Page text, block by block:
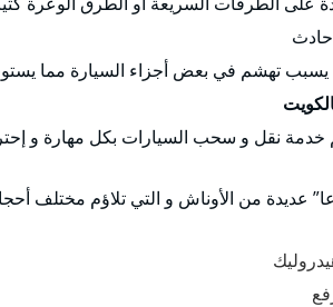
حادث
تهشم في بعض أجزاء السيارة مما
خدمة نقل و سحب السيارات بكل مهارة و
عديدة من الأوناش و التي تلاؤم مختلف